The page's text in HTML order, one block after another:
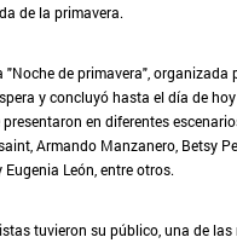
de la primavera.
"Noche de primavera", organizada
y concluyó hasta el día de
en diferentes
Armando Manzanero, Betsy
León, entre otros.
tuvieron su público, una de